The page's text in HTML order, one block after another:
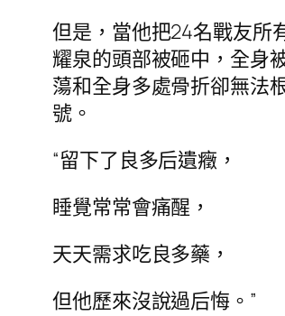
但是，當他把24名戰友所
耀泉的頭部被砸中，全身
蕩和全身多處骨折卻無法
號。
“留下了良多后遺癥，
睡覺常常會痛醒，
天天需求吃良多藥，
但他歷來沒說過后悔。”